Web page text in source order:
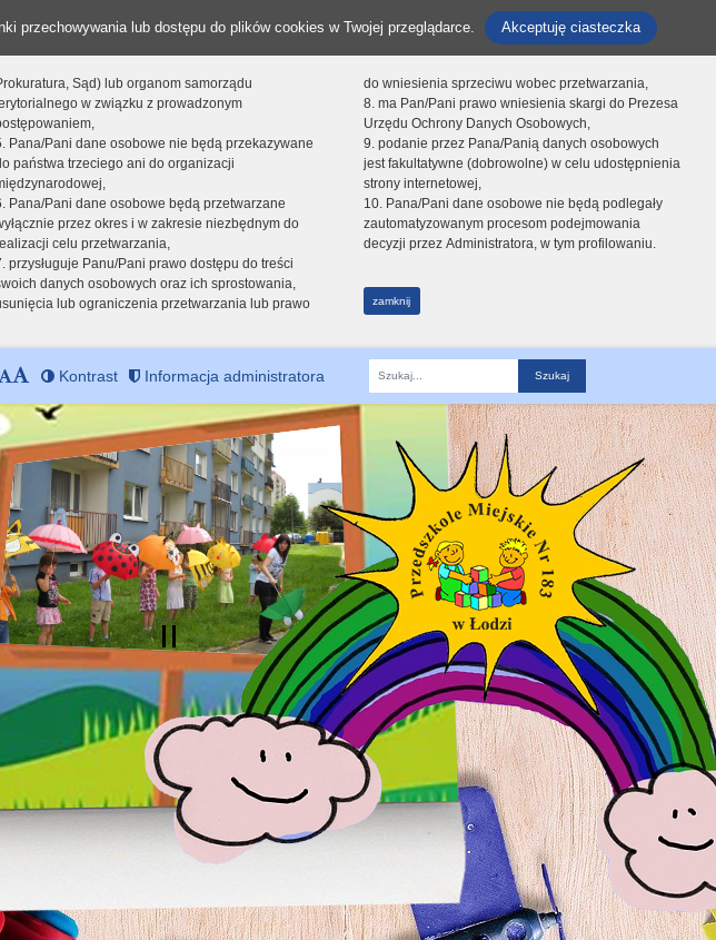
przechowywania lub dostępu do plików cookies w Twojej przeglądarce. Akceptuję ciasteczka
Sąd) lub organom samorządu
w związku z prowadzonym
Pana/Pani dane osobowe nie będą przekazywane
państwa trzeciego ani do organizacji
Pana/Pani dane osobowe będą przetwarzane
przez okres i w zakresie niezbędnym do
celu przetwarzania,
przysługuje Panu/Pani prawo dostępu do treści
danych osobowych oraz ich sprostowania,
lub ograniczenia przetwarzania lub prawo
do wniesienia sprzeciwu wobec przetwarzania,
8. ma Pan/Pani prawo wniesienia skargi do Prezesa
Urzędu Ochrony Danych Osobowych,
9. podanie przez Pana/Panią danych osobowych
jest fakultatywne (dobrowolne) w celu udostępnienia
strony internetowej,
10. Pana/Pani dane osobowe nie będą podlegały
zautomatyzowanym procesom podejmowania
decyzji przez Administratora, w tym profilowaniu.
zamknij
Kontrast Informacja administratora
Fraza